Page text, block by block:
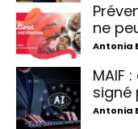
ne
Antonia
MAIF
signé
Antonia